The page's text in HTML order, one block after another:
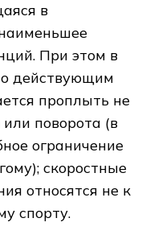
в
При этом в
действующим
проплыть не
поворота (в
ограничение
скоростные
относятся не к
спорту.